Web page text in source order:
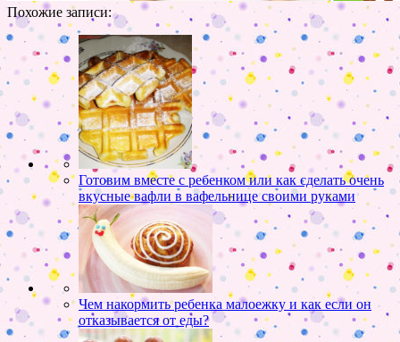
Похожие записи:
Готовим вместе с ребенком или как сделать очень
вкусные вафли в вафельнице своими руками
Чем накормить ребенка малоежку и как если он
отказывается от еды?